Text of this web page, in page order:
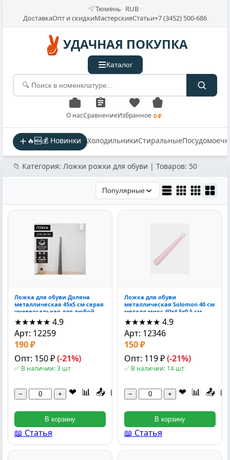
Тюмень RUB
ДоставкаОпт и скидкиМастерскиеСтатьи+7 (3452) 500-686
УДАЧНАЯ ПОКУПКА
Каталог
О насСравнениеИзбранное 0 ₽
🔥🆕💰 Новинки ХолодильникиСтиральные
📁 Категория: Ложки рожки для обуви | Товаров: 50
Популярные
Ложка для обуви Доляна
металлическая 45x5 см серая
универсальная для любой
обуви 45x5x0.4 см
★★★★★ 4.9
Арт: 12259
190 ₽
Опт: 150 ₽(-21%)
✅ В наличии: 3 шт
− + ❤ 📊 📤 📖
В корзину
📖 Статья
Ложка для обуви
металлическая Solomon 40 см
металл микс 40x4.5x0.5 см
★★★★★ 4.9
Арт: 12346
150 ₽
Опт: 119 ₽(-21%)
✅ В наличии: 14 шт
− + ❤ 📊 📤 📖
В корзину
📖 Статья